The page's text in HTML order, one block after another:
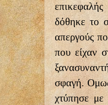
δόθηκε το
απεργούς
που είχαν
σφαγή.
χτύπησε